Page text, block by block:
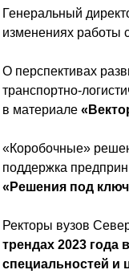
Генеральный
изменениях работы
О перспективах
транспортно-
в материале
«Коробочные»
«Решения под
Ректоры вузов
трендах 2023 года
специальностей и